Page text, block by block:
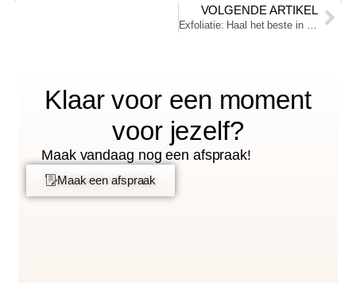
VOLGENDE ARTIKEL
Exfoliatie: Haal het beste in je huid naar boven
Klaar voor een moment
voor jezelf?
Maak vandaag nog een afspraak!
Maak een afspraak